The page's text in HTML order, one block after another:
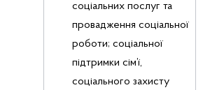
соціальних послуг та
провадження соціальної
роботи; соціальної
підтримки сім’ї,
соціального захисту